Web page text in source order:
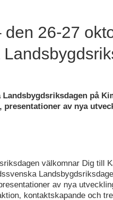
26-27
på
presentationer av nya
välkomnar Dig till
av nya
kontaktskapande och